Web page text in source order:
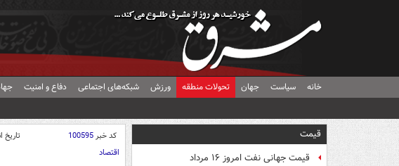
خانه سیاست جهان تحولات منطقه ورزش شبکه‌های اجتماعی دفاع و امنیت
قیمت
قیمت جهانی نفت امروز ۱۶ مرداد
کد خبر100595 تاریخ
اقتصاد